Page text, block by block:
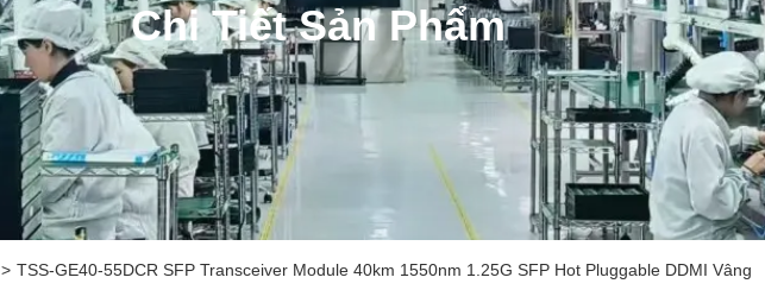
Chi Tiết Sản Phẩm
> TSS-GE40-55DCR SFP Transceiver Module 40km 1550nm 1.25G SFP Hot Pluggable DDMI Vâng